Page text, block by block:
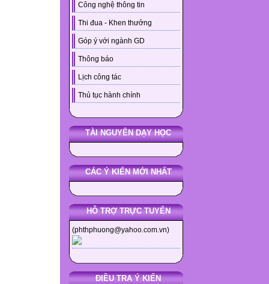
Công nghệ thông tin
Thi đua - Khen thưởng
Góp ý với ngành GD
Thông báo
Lịch công tác
Thủ tục hành chính
TÀI NGUYÊN DẠY HỌC
CÁC Ý KIẾN MỚI NHẤT
HỖ TRỢ TRỰC TUYẾN
(phthphuong@yahoo.com.vn)
ĐIỀU TRA Ý KIẾN